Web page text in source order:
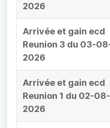
2026
Arrivée et gain ecd
Reunion 3 du 03-
2026
Arrivée et gain ecd
Reunion 1 du 02-08-
2026